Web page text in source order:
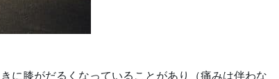
に膝がだるくなっていることがあり（痛みは伴わな